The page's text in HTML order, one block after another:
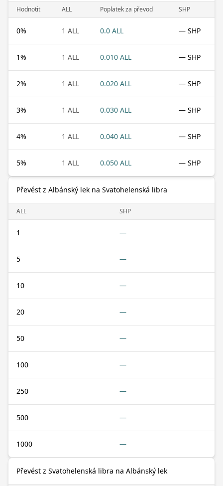
Hodnotit ALL Poplatek za převod SHP
0% 1 ALL 0.0 ALL — SHP
1% 1 ALL 0.010 ALL — SHP
2% 1 ALL 0.020 ALL — SHP
3% 1 ALL 0.030 ALL — SHP
4% 1 ALL 0.040 ALL — SHP
5% 1 ALL 0.050 ALL — SHP
Převést z Albánský lek na Svatohelenská libra
ALL SHP
1 —
5 —
10 —
20 —
50 —
100 —
250 —
500 —
1000 —
Převést z Svatohelenská libra na Albánský lek